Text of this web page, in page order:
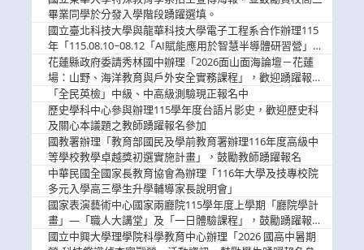
畢業同學於分發入學階段踴躍選填。
國立臺北科技大學與龍華科技大學電子工程系合作辦理115
年「115.08.10~08.12「AI賦能應用於智慧半導體研習營」，
歡迎學生踴躍報名參加
花蓮縣政府委請秀林國中辦理「2026面山面海論壇－花蓮
場：山野、海洋教育與戶外安全實務課程」，歡迎踴躍報名
參加
「全民英檢」中級、中高級測驗現正報名中
歷史學科中心參與辦理115學年度台語片影史，歡迎歷史科
及關心本議題之教師踴躍報名參加
國教署辦理「教育部國民及學前教育署辦理116年度高級中
等學校教學卓越獎初選實施計畫」，鼓勵教師踴躍報名
中華民國全國家長教育協會為辦理「116年大學及技專校院
多元入學高三學生升學輔導家長說明會」
國家表演藝術中心國家兩廳院115學年度上學期「廳院學計
畫」—「職人大講堂」及「一日體驗課程」，鼓勵踴躍報名
參與。
國立中興大學理學院科學教育中心辦理「2026 國高中暑期